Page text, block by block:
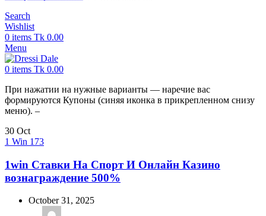
Search
Wishlist
0 items Tk 0.00
Menu
0 items Tk 0.00
При нажатии на нужные варианты — наречие вас
формируются Купоны (синяя иконка в прикрепленном снизу
меню). –
30 Oct
1 Win 173
1win Ставки На Спорт И Онлайн Казино
вознаграждение 500%
October 31, 2025